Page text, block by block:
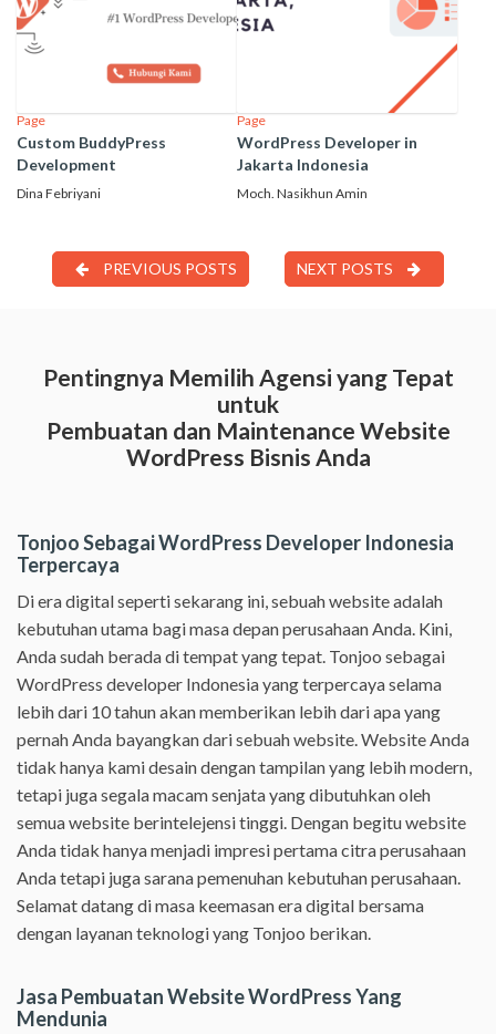
Page
Custom BuddyPress
Development
Dina Febriyani
Page
WordPress Developer in
Jakarta Indonesia
Moch. Nasikhun Amin
PREVIOUS POSTS NEXT POSTS
Pentingnya Memilih Agensi yang Tepat
untuk
Pembuatan dan Maintenance Website
WordPress Bisnis Anda
Tonjoo Sebagai WordPress Developer Indonesia
Terpercaya
Di era digital seperti sekarang ini, sebuah website adalah
kebutuhan utama bagi masa depan perusahaan Anda. Kini,
Anda sudah berada di tempat yang tepat. Tonjoo sebagai
WordPress developer Indonesia yang terpercaya selama
lebih dari 10 tahun akan memberikan lebih dari apa yang
pernah Anda bayangkan dari sebuah website. Website Anda
tidak hanya kami desain dengan tampilan yang lebih modern,
tetapi juga segala macam senjata yang dibutuhkan oleh
semua website berintelejensi tinggi. Dengan begitu website
Anda tidak hanya menjadi impresi pertama citra perusahaan
Anda tetapi juga sarana pemenuhan kebutuhan perusahaan.
Selamat datang di masa keemasan era digital bersama
dengan layanan teknologi yang Tonjoo berikan.
Jasa Pembuatan Website WordPress Yang
Mendunia